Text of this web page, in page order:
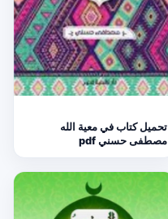
تحميل كتاب في معية الله
مصطفى حسني pdf